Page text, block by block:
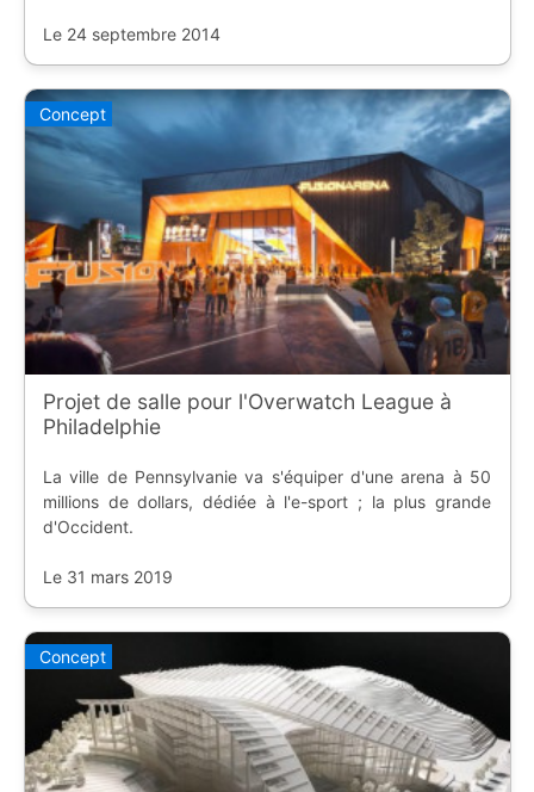
Le 24 septembre 2014
Concept
Projet de salle pour l'Overwatch League à
Philadelphie
La ville de Pennsylvanie va s'équiper d'une arena à 50
millions de dollars, dédiée à l'e-sport ; la plus grande
d'Occident.
Le 31 mars 2019
Concept